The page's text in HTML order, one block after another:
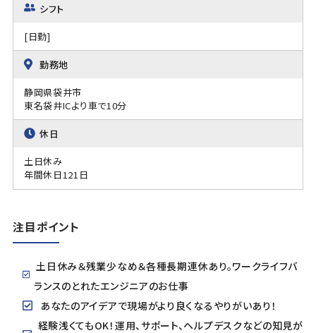
シフト
[日勤]
勤務地
静岡県袋井市
東名袋井ICより車で10分
休日
土日休み
年間休日121日
注目ポイント
土日休み＆残業少なめ＆各種長期連休あり。ワークライフバ
ランスのとれたエンジニアのお仕事
あなたのアイデアで現場がより良くなるやりがいあり！
経験浅くてもOK！運用、サポート、ヘルプデスクなどの知見が